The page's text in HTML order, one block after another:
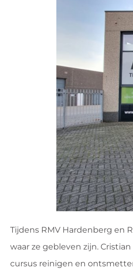
Tijdens RMV Hardenberg en
waar ze gebleven zijn.
cursus reinigen en